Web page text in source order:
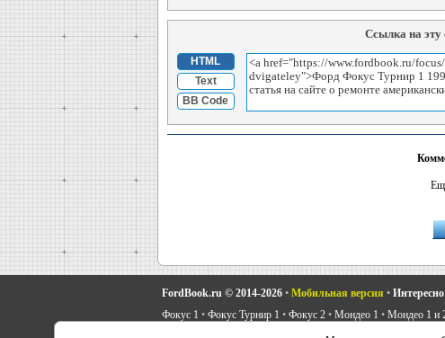
Ссылка на эту
HTML
Text
BB Code
FordBook.ru © 2014-2026 • Мобильная версия •
Фокус 1 • Фокус Турнир 1 • Фокус 2 • Мондео 1 • Мондео 1 и